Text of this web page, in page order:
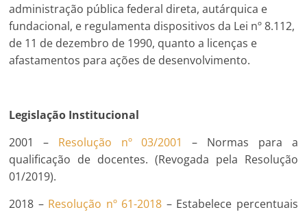
administração pública federal direta, autárquica e
fundacional, e regulamenta dispositivos da Lei nº 8.112,
de 11 de dezembro de 1990, quanto a licenças e
afastamentos para ações de desenvolvimento.
Legislação Institucional
2001 – Resolução nº 03/2001
– Normas para a
qualificação de docentes. (Revogada pela Resolução
01/2019).
2018 – Resolução nº 61-2018 – Estabelece percentuais